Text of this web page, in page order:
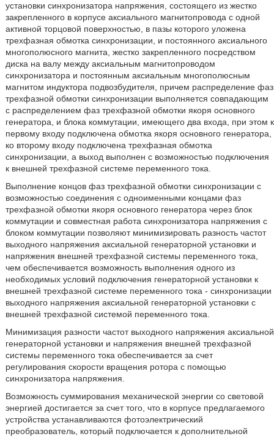
установки синхронизатора напряжения, состоящего из жестко
закрепленного в корпусе аксиального магнитопровода с одной
активной торцовой поверхностью, в пазы которого уложена
трехфазная обмотка синхронизации, и постоянного аксиального
многополюсного магнита, жестко закрепленного посредством
диска на валу между аксиальным магнитопроводом
синхронизатора и постоянным аксиальным многополюсным
магнитом индуктора подвозбудителя, причем распределение фаз
трехфазной обмотки синхронизации выполняется совпадающим
с распределением фаз трехфазной обмотки якоря основного
генератора, и блока коммутации, имеющего два входа, при этом к
первому входу подключена обмотка якоря основного генератора,
ко второму входу подключена трехфазная обмотка
синхронизации, а выход выполнен с возможностью подключения
к внешней трехфазной системе переменного тока.
Выполнение концов фаз трехфазной обмотки синхронизации с
возможностью соединения с одноименными концами фаз
трехфазной обмотки якоря основного генератора через блок
коммутации и совместная работа синхронизатора напряжения с
блоком коммутации позволяют минимизировать разность частот
выходного напряжения аксиальной генераторной установки и
напряжения внешней трехфазной системы переменного тока,
чем обеспечивается возможность выполнения одного из
необходимых условий подключения генераторной установки к
внешней трехфазной системе переменного тока - синхронизации
выходного напряжения аксиальной генераторной установки с
внешней трехфазной системой переменного тока.
Минимизация разности частот выходного напряжения аксиальной
генераторной установки и напряжения внешней трехфазной
системы переменного тока обеспечивается за счет
регулирования скорости вращения ротора с помощью
синхронизатора напряжения.
Возможность суммирования механической энергии со световой
энергией достигается за счет того, что в корпусе предлагаемого
устройства устанавливаются фотоэлектрический
преобразователь, который подключается к дополнительной